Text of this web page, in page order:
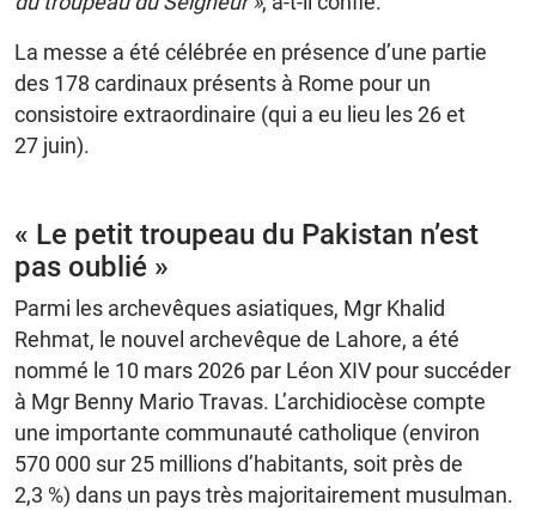
La messe a été célébrée en présence d’une partie
des 178 cardinaux présents à Rome pour un
consistoire extraordinaire (qui a eu lieu les 26 et
27 juin).
« Le petit troupeau du Pakistan n’est
pas oublié »
Parmi les archevêques asiatiques, Mgr Khalid
Rehmat, le nouvel archevêque de Lahore, a été
nommé le 10 mars 2026 par Léon XIV pour succéder
à Mgr Benny Mario Travas. L’archidiocèse compte
une importante communauté catholique (environ
570 000 sur 25 millions d’habitants, soit près de
2,3 %) dans un pays très majoritairement musulman.